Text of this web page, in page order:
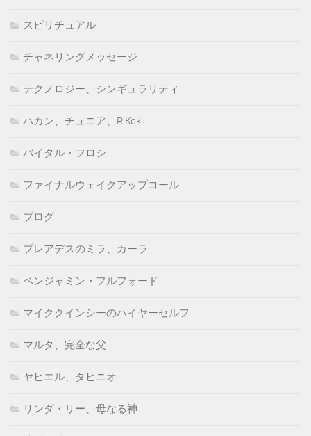
スピリチュアル
チャネリングメッセージ
テクノロジー、シンギュラリティ
ハカン、チュニア、R'Kok
バイタル・フロシ
ファイナルウェイクアップコール
ブログ
プレアデスのミラ、カーラ
ベンジャミン・フルフォード
マイククインシーのハイヤーセルフ
マルタ、完全な父
ヤヒエル、タヒニオ
リンダ・リー、母なる神